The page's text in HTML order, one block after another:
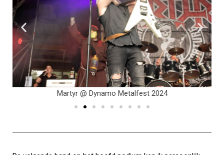
Martyr @ Dynamo Metalfest 2024